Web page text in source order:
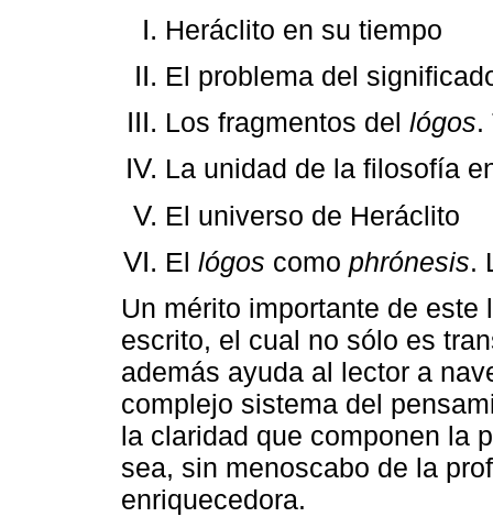
Heráclito en su tiempo
El problema del
Los fragmentos del lógos.
La unidad de la filosofía
El universo de Heráclito
El lógos como phrónesis.
Un mérito importante de
escrito, el cual no sólo es
además ayuda al lector a
complejo sistema del
la claridad que componen la
sea, sin menoscabo de la
enriquecedora.